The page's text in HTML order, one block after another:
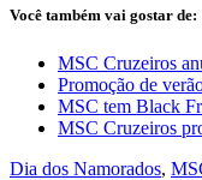
Você também vai gostar de:
MSC Cruzeiros
Promoção de
MSC tem Black
MSC Cruzeiros
Dia dos Namorados,